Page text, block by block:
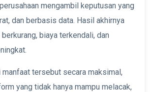
mengambil keputusan yang
dan berbasis data. Hasil akhirnya
biaya terkendali, dan
manfaat tersebut secara maksimal,
yang tidak hanya mampu melacak,